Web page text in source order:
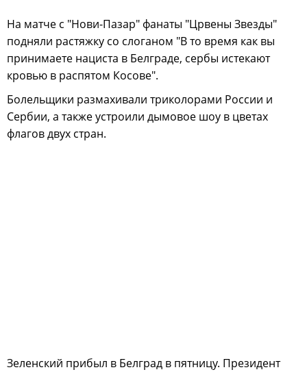
На матче с "Нови-Пазар" фанаты "Црвены Звезды"
подняли растяжку со слоганом "В то время как вы
принимаете нациста в Белграде, сербы истекают
кровью в распятом Косове".
Болельщики размахивали триколорами России и
Сербии, а также устроили дымовое шоу в цветах
флагов двух стран.
Зеленский прибыл в Белград в пятницу. Президент